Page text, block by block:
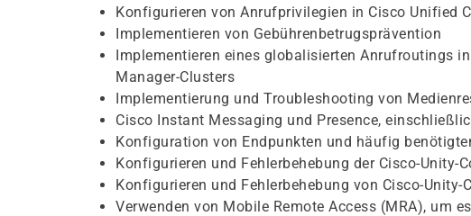
Konfigurieren von Anrufprivilegien in Cisco Unified
Implementieren von Gebührenbetrugsprävention
Implementieren eines globalisierten Anrufroutings
Manager-Clusters
Implementierung und Troubleshooting von
Cisco Instant Messaging und Presence,
Konfiguration von Endpunkten und häufig
Konfigurieren und Fehlerbehebung der Cisco-Unity-
Konfigurieren und Fehlerbehebung von Cisco-
Verwenden von Mobile Remote Access (MRA), um